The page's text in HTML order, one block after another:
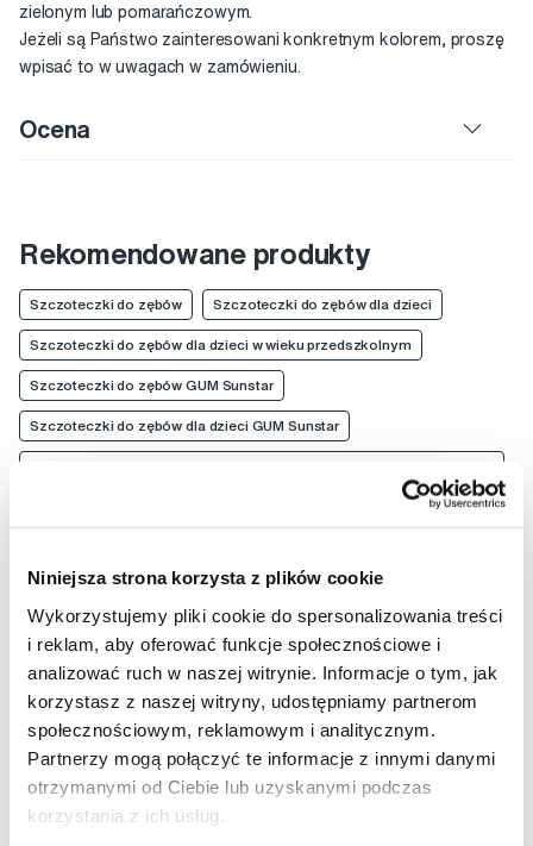
Niniejsza strona korzysta z plików cookie
Wykorzystujemy pliki cookie do spersonalizowania treści
i reklam, aby oferować funkcje społecznościowe i
analizować ruch w naszej witrynie. Informacje o tym, jak
korzystasz z naszej witryny, udostępniamy partnerom
społecznościowym, reklamowym i analitycznym.
Partnerzy mogą połączyć te informacje z innymi danymi
otrzymanymi od Ciebie lub uzyskanymi podczas
korzystania z ich usług.
zielonym lub pomarańczowym.
Jeżeli są Państwo zainteresowani konkretnym kolorem, proszę
wpisać to w uwagach w zamówieniu.
Ocena
Rekomendowane produkty
Szczoteczki do zębów Szczoteczki do zębów dla dzieci
Szczoteczki do zębów dla dzieci w wieku przedszkolnym
Szczoteczki do zębów GUM Sunstar
Szczoteczki do zębów dla dzieci GUM Sunstar